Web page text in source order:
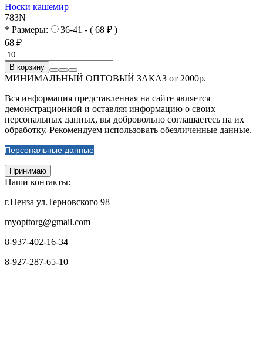
Носки кашемир
783N
* Размеры:
36-41 - ( 68 ₽ )
68 ₽
В корзину
МИНИМАЛЬНЫЙ ОПТОВЫЙ ЗАКАЗ от 2000р.
Вся информация представленная на сайте является
демонстрационной и оставляя информацию о своих
персональных данных, вы добровольно соглашаетесь на их
обработку. Рекомендуем использовать обезличенные данные.
Персональные данные
Принимаю
Наши контакты:
г.Пенза ул.Терновского 98
myopttorg@gmail.com
8-937-402-16-34
8-927-287-65-10